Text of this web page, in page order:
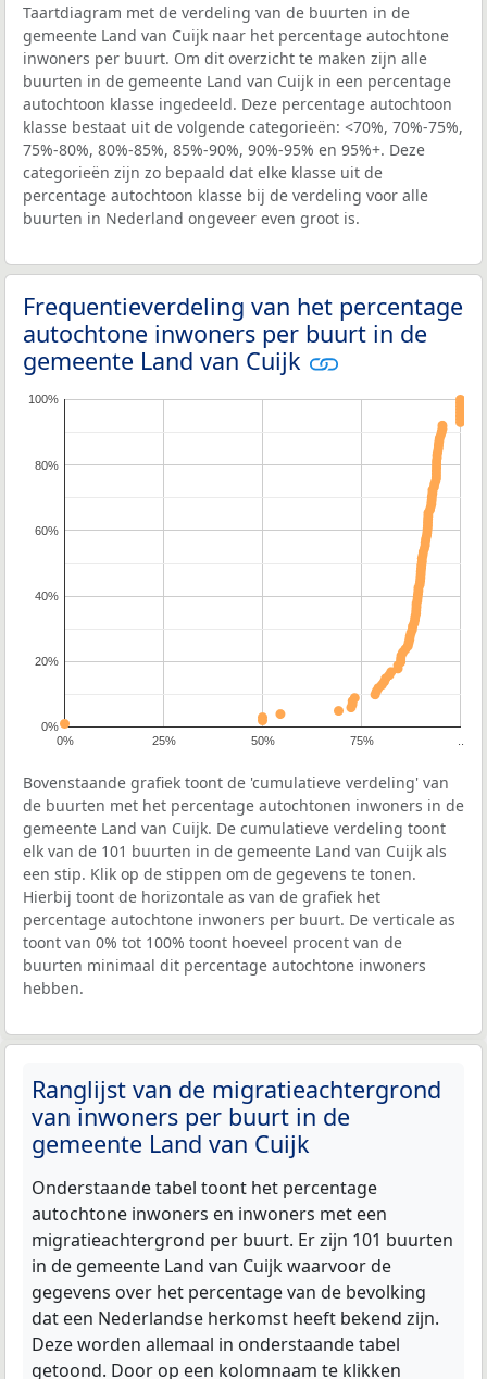
Taartdiagram met de verdeling van de buurten in de
gemeente Land van Cuijk naar het percentage autochtone
inwoners per buurt. Om dit overzicht te maken zijn alle
buurten in de gemeente Land van Cuijk in een percentage
autochtoon klasse ingedeeld. Deze percentage autochtoon
klasse bestaat uit de volgende categorieën: <70%, 70%-75%,
75%-80%, 80%-85%, 85%-90%, 90%-95% en 95%+. Deze
categorieën zijn zo bepaald dat elke klasse uit de
percentage autochtoon klasse bij de verdeling voor alle
buurten in Nederland ongeveer even groot is.
Frequentieverdeling van het percentage
autochtone inwoners per buurt in de
gemeente Land van Cuijk
0% 25% 50% 75%
0%
20%
40%
60%
80%
100%
Bovenstaande grafiek toont de 'cumulatieve verdeling' van
de buurten met het percentage autochtonen inwoners in de
gemeente Land van Cuijk. De cumulatieve verdeling toont
elk van de 101 buurten in de gemeente Land van Cuijk als
een stip. Klik op de stippen om de gegevens te tonen.
Hierbij toont de horizontale as van de grafiek het
percentage autochtone inwoners per buurt. De verticale as
toont van 0% tot 100% toont hoeveel procent van de
buurten minimaal dit percentage autochtone inwoners
hebben.
Ranglijst van de migratieachtergrond
van inwoners per buurt in de
gemeente Land van Cuijk
Onderstaande tabel toont het percentage
autochtone inwoners en inwoners met een
migratieachtergrond per buurt. Er zijn 101 buurten
in de gemeente Land van Cuijk waarvoor de
gegevens over het percentage van de bevolking
dat een Nederlandse herkomst heeft bekend zijn.
Deze worden allemaal in onderstaande tabel
getoond. Door op een kolomnaam te klikken